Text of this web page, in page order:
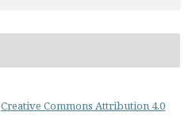
Creative Commons Attribution 4.0